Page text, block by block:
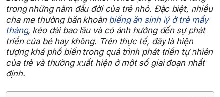
trong những năm đầu đời của trẻ nhỏ. Đặc biệt, nhiều
cha mẹ thường băn khoăn biếng ăn sinh lý ở trẻ mấy
tháng, kéo dài bao lâu và có ảnh hưởng đến sự phát
triển của bé hay không. Trên thực tế, đây là hiện
tượng khá phổ biến trong quá trình phát triển tự nhiên
của trẻ và thường xuất hiện ở một số giai đoạn nhất
định.